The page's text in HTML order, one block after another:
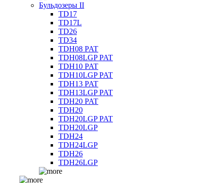
Бульдозеры II
TD17
TD17L
TD26
TD34
TDH08 PAT
TDH08LGP PAT
TDH10 PAT
TDH10LGP PAT
TDH13 PAT
TDH13LGP PAT
TDH20 PAT
TDH20
TDH20LGP PAT
TDH20LGP
TDH24
TDH24LGP
TDH26
TDH26LGP